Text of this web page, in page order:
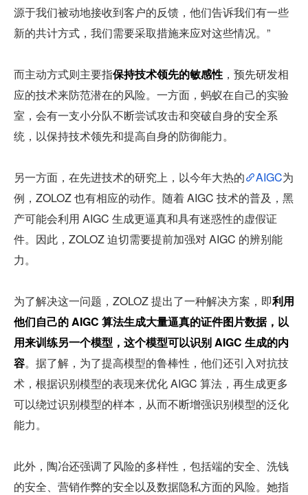
源于我们被动地接收到客户的反馈，他们告诉我们有一些
新的共计方式，我们需要采取措施来应对这些情况。”
而主动方式则主要指保持技术领先的敏感性 ，预先研发相
应的技术来防范潜在的风险。一方面，蚂蚁在自己的实验
室，会有一支小分队不断尝试攻击和突破自身的安全系
统，以保持技术领先和提高自身的防御能力。
另一方面，在先进技术的研究上，以今年大热的 AIGC为
例，ZOLOZ 也有相应的动作。随着 AIGC 技术的普及，黑
产可能会利用 AIGC 生成更逼真和具有迷惑性的虚假证
件。因此，ZOLOZ 迫切需要提前加强对 AIGC 的辨别能
力。
为了解决这一问题，ZOLOZ 提出了一种解决方案，即利用
他们自己的 AIGC 算法生成大量逼真的证件图片数据，以
用来训练另一个模型，这个模型可以识别 AIGC 生成的内
容。据了解，为了提高模型的鲁棒性，他们还引入对抗技
术，根据识别模型的表现来优化 AIGC 算法，再生成更多
可以绕过识别模型的样本，从而不断增强识别模型的泛化
能力。
此外，陶冶还强调了风险的多样性，包括端的安全、洗钱
的安全、营销作弊的安全以及数据隐私方面的风险。她指